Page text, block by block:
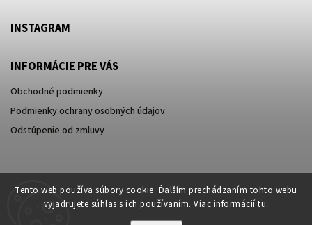
Tento web používa súbory cookie. Ďalším prechádzaním tohto webu
vyjadrujete súhlas s ich používaním. Viac informácií tu.
INSTAGRAM
INFORMÁCIE PRE VÁS
Obchodné podmienky
Podmienky ochrany osobných údajov
Odstúpenie od zmluvy